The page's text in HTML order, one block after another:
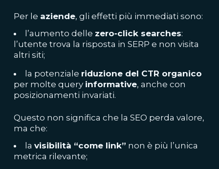
Per le aziende, gli effetti più immediati sono:
l’aumento delle zero‑click searches:
l’utente trova la risposta in SERP e non visita
altri siti;
la potenziale riduzione del CTR organico
per molte query informative, anche con
posizionamenti invariati.
Questo non significa che la SEO perda valore,
ma che:
la visibilità “come link” non è più l’unica
metrica rilevante;